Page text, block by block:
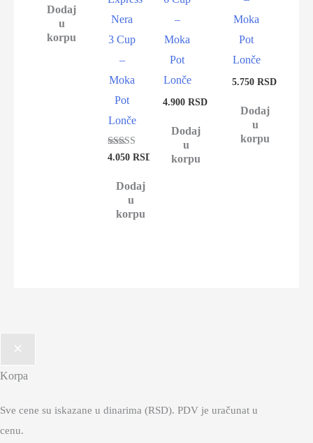
Dodaj
u
korpu
Nera
3 Cup
–
Moka
Pot
Lonče
Ocenjeno sa
5.00
4.050RSD
Dodaj
u
korpu
–
Moka
Pot
Lonče
4.900RSD
Dodaj
u
korpu
Moka
Pot
Lonče
5.750RSD
Dodaj
u
korpu
Korpa
Sve cene su iskazane u dinarima (RSD). PDV je uračunat u
cenu.